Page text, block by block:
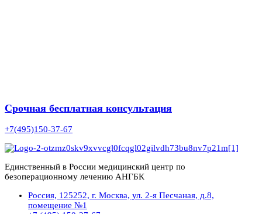
Срочная бесплатная консультация
+7(495)150-37-67
Единственный в России медицинский центр по
безоперационному лечению АНГБК
Россия, 125252, г. Москва, ул. 2-я Песчаная, д.8,
помещение №1